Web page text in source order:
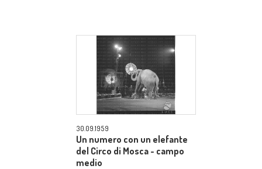
30.09.1959
Un numero con un elefante
del Circo di Mosca - campo
medio